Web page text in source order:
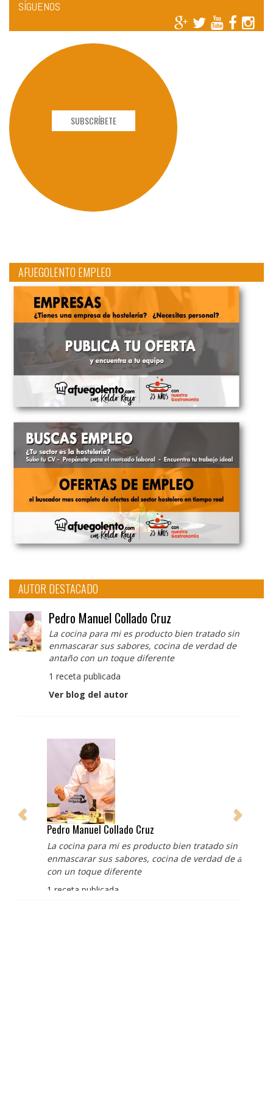
SÍGUENOS
SUBSCRÍBETE
AFUEGOLENTO EMPLEO
AUTOR DESTACADO
Pedro Manuel Collado Cruz
La cocina para mi es producto bien tratado sin
enmascarar sus sabores, cocina de verdad de
antaño con un toque diferente
1 receta publicada
Ver blog del autor
Pedro Manuel Collado Cruz
La cocina para mi es producto bien tratado sin
enmascarar sus sabores, cocina de verdad de antaño
con un toque diferente
1 receta publicada